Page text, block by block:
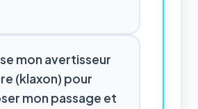
mon avertisseur
(klaxon) pour
mon passage et